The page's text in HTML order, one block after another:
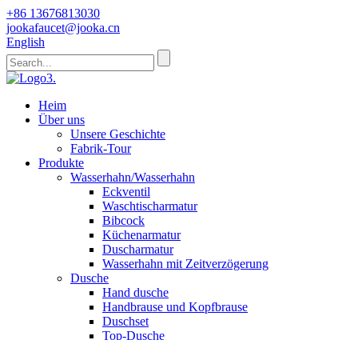
+86 13676813030
jookafaucet@jooka.cn
English
Heim
Über uns
Unsere Geschichte
Fabrik-Tour
Produkte
Wasserhahn/Wasserhahn
Eckventil
Waschtischarmatur
Bibcock
Küchenarmatur
Duscharmatur
Wasserhahn mit Zeitverzögerung
Dusche
Hand dusche
Handbrause und Kopfbrause
Duschset
Top-Dusche